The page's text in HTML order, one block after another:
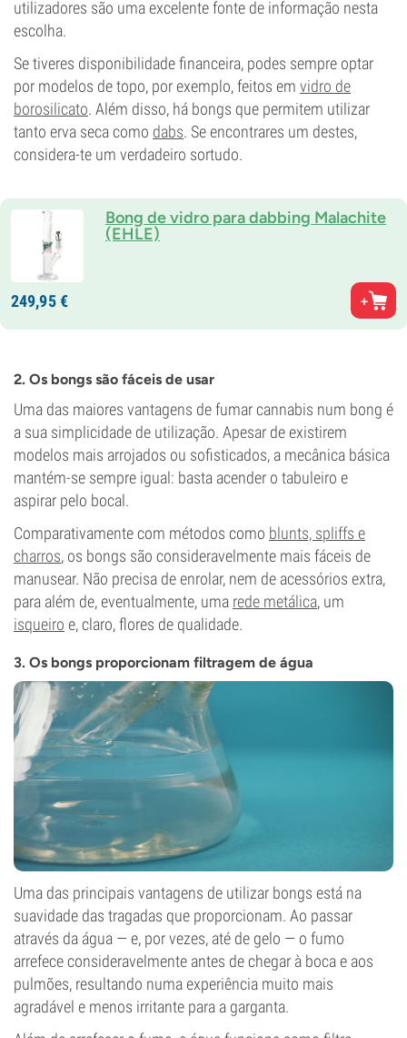
utilizadores são uma excelente fonte de informação nesta
escolha.
Se tiveres disponibilidade financeira, podes sempre optar
por modelos de topo, por exemplo, feitos em vidro de
borosilicato. Além disso, há bongs que permitem utilizar
tanto erva seca como dabs. Se encontrares um destes,
considera-te um verdadeiro sortudo.
Bong de vidro para dabbing Malachite
(EHLE)
249,95€
2. Os bongs são fáceis de usar
Uma das maiores vantagens de fumar cannabis num bong é
a sua simplicidade de utilização. Apesar de existirem
modelos mais arrojados ou sofisticados, a mecânica básica
mantém-se sempre igual: basta acender o tabuleiro e
aspirar pelo bocal.
Comparativamente com métodos como blunts, spliffs e
charros, os bongs são consideravelmente mais fáceis de
manusear. Não precisa de enrolar, nem de acessórios extra,
para além de, eventualmente, uma rede metálica, um
isqueiro e, claro, flores de qualidade.
3. Os bongs proporcionam filtragem de água
Uma das principais vantagens de utilizar bongs está na
suavidade das tragadas que proporcionam. Ao passar
através da água — e, por vezes, até de gelo — o fumo
arrefece consideravelmente antes de chegar à boca e aos
pulmões, resultando numa experiência muito mais
agradável e menos irritante para a garganta.